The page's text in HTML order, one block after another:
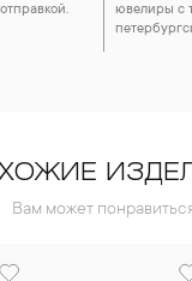
ювелиры с
Вам может